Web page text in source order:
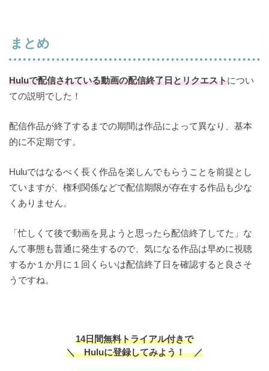
まとめ
Huluで配信されている動画の配信終了日とリクエストについ
ての説明でした！
配信作品が終了するまでの期間は作品によって異なり、基本
的に不定期です。
Huluではなるべく長く作品を楽しんでもらうことを前提とし
ていますが、権利関係などで配信期限が存在する作品も少な
くありません。
「忙しくて後で動画を見ようと思ったら配信終了してた」な
んて事態も普通に発生するので、気になる作品は早めに視聴
するか１か月に１回くらいは配信終了日を確認すると良さそ
うですね。
14日間無料トライアル付きで
＼ Huluに登録してみよう！ ／